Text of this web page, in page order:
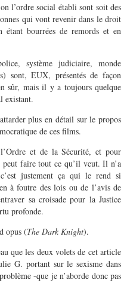
l’ordre social établi sont soit des
qui vont revenir dans le droit
bourrées de remords et en
système judiciaire, monde
sont, EUX, présentés de façon
sûr, mais il y a toujours quelque
existant.
plus en détail sur le propos
de ces films.
et de la Sécurité, et pour
faire tout ce qu’il veut. Il n’a
justement ça qui le rend si
à foutre des lois ou de l’avis de
sa croisade pour la Justice
profonde.
opus (The Dark Knight).
que les deux volets de cet article
G. portant sur le sexisme dans
-que je n’aborde donc pas